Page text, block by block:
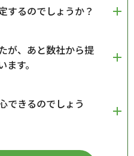
するのでしょうか？
が、あと数社から提
す。
できるのでしょう